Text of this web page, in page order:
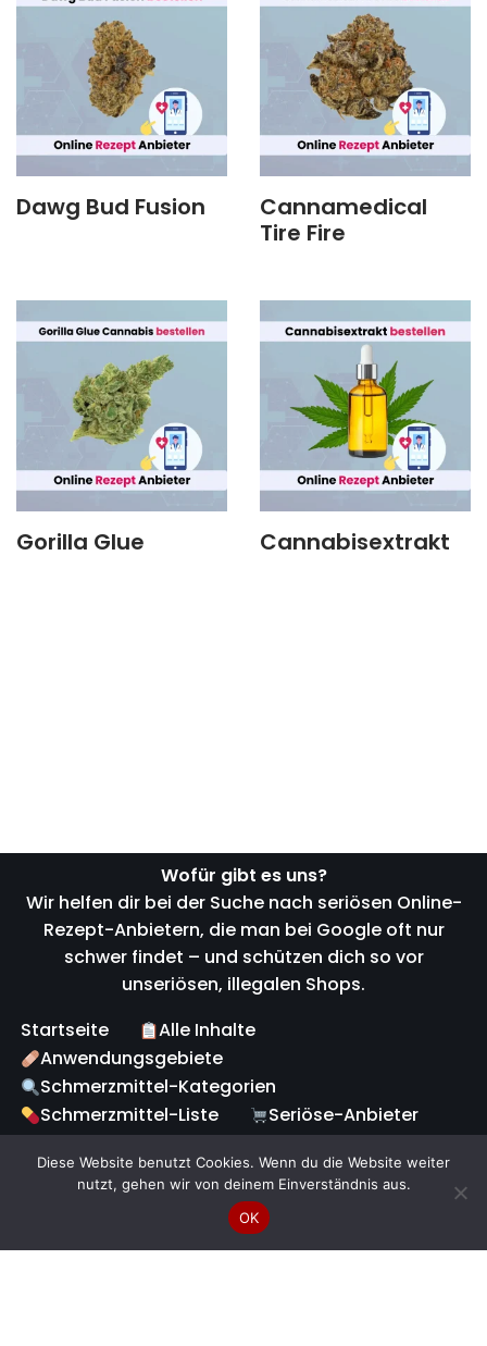
Dawg Bud Fusion
Cannamedical
Tire Fire
Gorilla Glue Cannabisextrakt
Wofür gibt es uns?
Wir helfen dir bei der Suche nach seriösen Online-
Rezept-Anbietern, die man bei Google oft nur
schwer findet – und schützen dich so vor
unseriösen, illegalen Shops.
Startseite
Alle Inhalte
Anwendungsgebiete
Schmerzmittel-Kategorien
Schmerzmittel-Liste
Seriöse-Anbieter
Fake-Warnung
Online-Rezept-Service
Fragen & Antworten
Magazin
Haftungsausschluss
Disclaimer
Sitemap
Diese Website benutzt Cookies. Wenn du die Website weiter
nutzt, gehen wir von deinem Einverständnis aus.
OK